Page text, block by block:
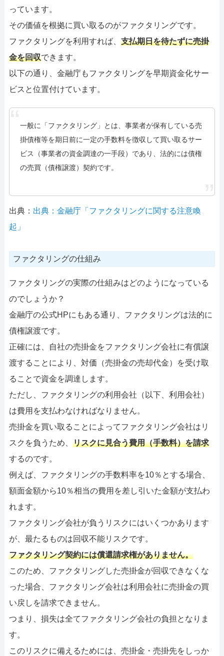
っています。
その価値を根拠に買い取るのがファクタリングです。
ファクタリングを利用すれば、 支払期日を待たずに売掛
金を回収できます。
以下の通り、金融庁もファクタリングを早期資金化サー
ビスと位置付けています。
一般に「ファクタリング」とは、事業者が保有している売
掛債権等を期日前に一定の手数料を徴収して買い取るサー
ビス（事業者の資金調達の一手段）であり、法的には債権
の売買（債権譲渡）契約です。
出典： 出典：金融庁「ファクタリングに関する注意喚
起」
ファクタリングの仕組み
ファクタリングの実際の仕組みはどのようになっている
のでしょうか？
金融庁の公式HPにもある通り、ファクタリングは法的に
債権譲渡です。
正確には、自社の売掛金をファクタリング会社に有償譲
渡することにより、対価（売掛金の売却代金）を受け取
ることで資金を調達します。
ただし、ファクタリングの利用会社（以下、利用会社）
は費用を支払わなければなりません。
売掛金を買い取ることによってファクタリング会社はリ
スクを負うため、 リスクに見合う費用（手数料）を請求
するのです。
例えば、ファクタリングの手数料率を10％とする場合、
額面金額から10％相当の費用を差し引いた金額が支払わ
れます。
ファクタリング会社が負うリスクにはいくつかあります
が、最たるものは回収不能リスクです。
ファクタリング契約には償還請求権がありません。
このため、ファクタリングした売掛金が回収できなくな
った場合、ファクタリング会社は利用会社に売掛金の買
い戻しを請求できません。
つまり、損失は全てファクタリング会社の負担となりま
す。
このリスクに備えるためには、売掛金・売掛先をしっか